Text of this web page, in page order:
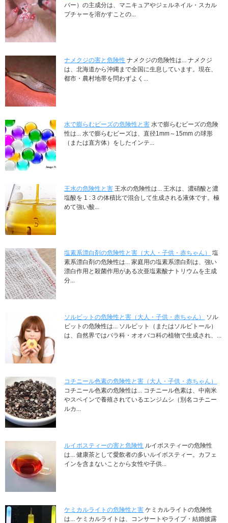
バー）の主成分は、マニキュアやジェルネイル・スカル
プチャーを溶かすことの...
ナメクジの害と危険性 ナメクジの危険性は... ナメクジ
は、北海道から沖縄まで全国に生息しています。現在、
都市・農村地帯を問わずよく...
水で膨らむビーズの危険性と害 水で膨らむビーズの危険
性は... 水で膨らむビーズは、直径1mm～15mm の球形
（または直方体）をしたインテ...
王水の危険性と害 王水の危険性は... 王水は、濃硝酸と濃
塩酸を 1 : 3 の体積比で混合して生成される液体です。極
めて強い酸...
塩素系漂白剤の危険性と害（大人・子供・赤ちゃん）
塩
素系漂白剤の危険性は... 家庭用の塩素系漂白剤は、強い
漂白作用と殺菌作用がある次亜塩素酸ナトリウムを主成
分...
ソルビットの危険性と害（大人・子供・赤ちゃん）
ソル
ビットの危険性は... ソルビット（またはソルビトール）
は、自然界ではバラ科・オオバコ科の植物で生成され、...
コチニール色素の危険性と害（大人・子供・赤ちゃん）
コチニール色素の危険性は... コチニール色素は、中南米
やスペインで養殖されているエンジムシ（別名コチニー
ルカ...
ルイボスティーの害と危険性 ルイボスティーの危険性
は... 健康茶として愛飲者の多いルイボスティー。カフェ
インを含まないことから女性や子供...
ケミカルライトの危険性と害 ケミカルライトの危険性
は... ケミカルライトは、コンサートやライブ・結婚披露